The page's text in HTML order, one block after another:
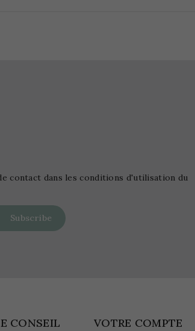
contact dans les conditions d'utilisation du
VOTRE COMPTE
CONSEIL